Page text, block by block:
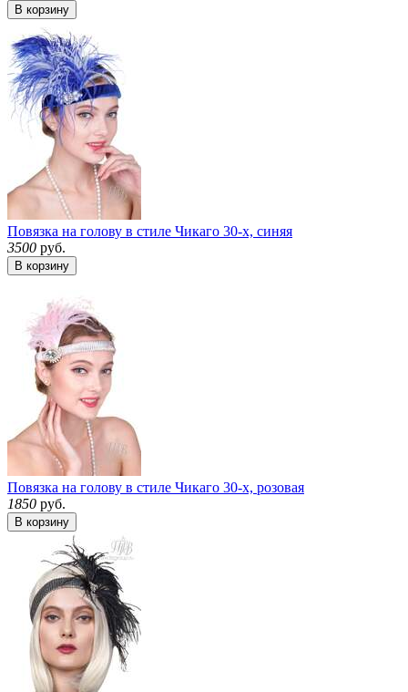
В корзину
Повязка на голову в стиле Чикаго 30-х, синяя
3500 руб.
В корзину
Повязка на голову в стиле Чикаго 30-х, розовая
1850 руб.
В корзину